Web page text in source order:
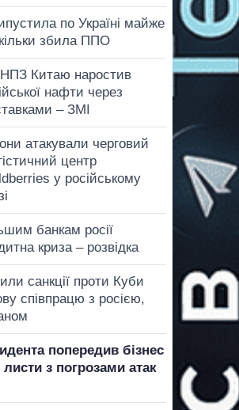
по Україні майже
збила ППО
Китаю наростив
нафти через
– ЗМІ
атакували черговий
центр
у російському
банкам росії
криза – розвідка
санкції проти Куби
співпрацю з росією,
попередив бізнес
з погрозами атак